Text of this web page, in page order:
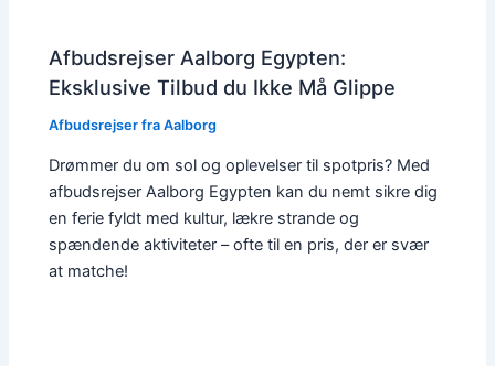
Afbudsrejser Aalborg Egypten:
Eksklusive Tilbud du Ikke Må Glippe
Afbudsrejser fra Aalborg
Drømmer du om sol og oplevelser til spotpris? Med
afbudsrejser Aalborg Egypten kan du nemt sikre dig
en ferie fyldt med kultur, lækre strande og
spændende aktiviteter – ofte til en pris, der er svær
at matche!